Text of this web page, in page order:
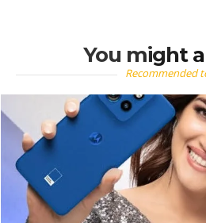
You might
Recommended